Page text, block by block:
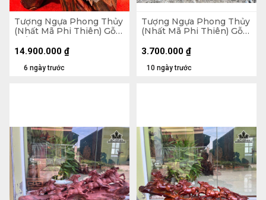
Tượng Ngựa Phong Thủy
(Nhất Mã Phi Thiên) Gỗ
Trắc Cao 68 Ngang 42
Sâu 28 (cm)
6 ngày trước
14.900.000 ₫
Tượng Ngựa Phong Thủy
(Nhất Mã Phi Thiên) Gỗ
28 Sâu 12 (cm)
10 ngày trước
3.700.000 ₫